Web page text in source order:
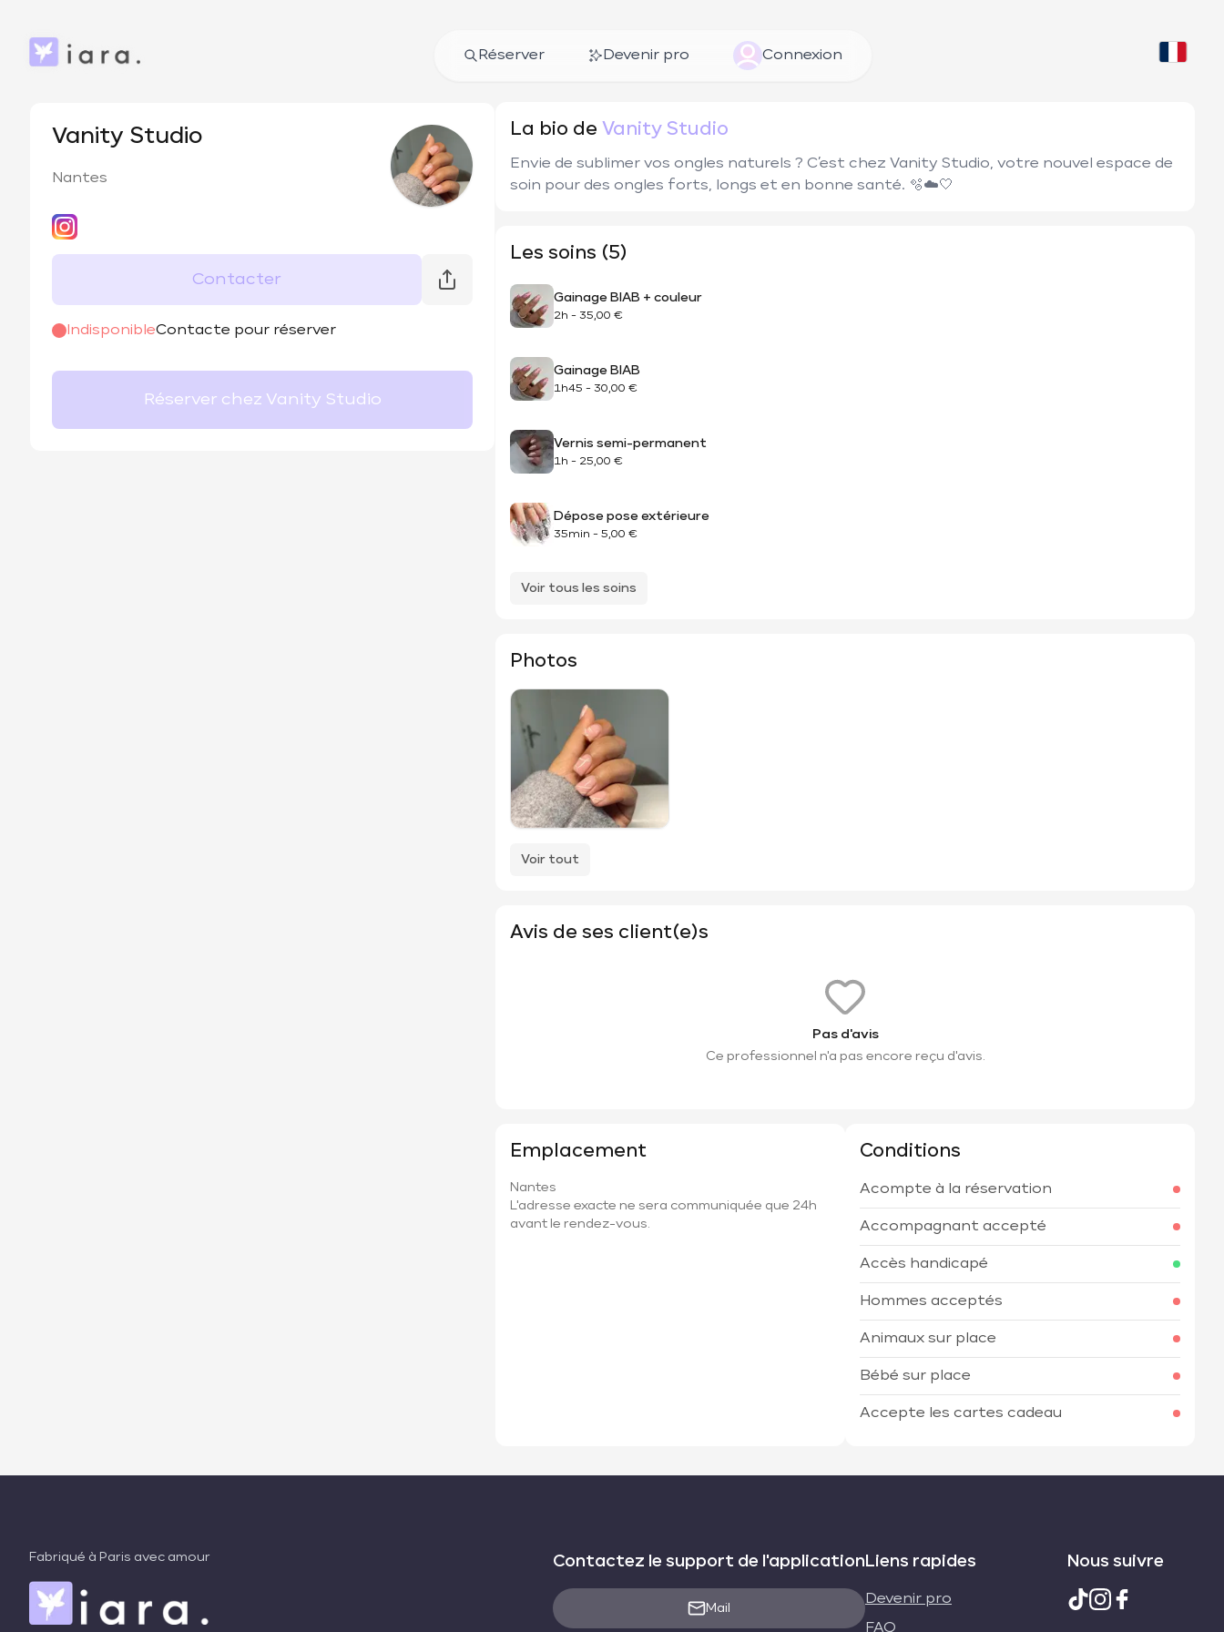
Réserver Devenir pro Connexion
Vanity Studio
Nantes
Contacter
IndisponibleContacte pour réserver
@by.vanitystudio
Réserver chez Vanity Studio
La bio de Vanity Studio
Envie de sublimer vos ongles naturels ? C’est chez Vanity Studio, votre nouvel espace de
soin pour des ongles forts, longs et en bonne santé. 🫧☁️🤍
Les soins (5)
Gainage BIAB + couleur
2h - 35,00 €
Gainage BIAB
1h45 - 30,00 €
Vernis semi-permanent
1h - 25,00 €
Dépose pose extérieure
35min - 5,00 €
Voir tous les soins
Photos
Voir tout
Avis de ses client(e)s
Pas d'avis
Ce professionnel n'a pas encore reçu d'avis.
Emplacement
Nantes
L'adresse exacte ne sera communiquée que 24h
avant le rendez-vous.
Conditions
Acompte à la réservation
Accompagnant accepté
Accès handicapé
Hommes acceptés
Animaux sur place
Bébé sur place
Accepte les cartes cadeau
Fabriqué à Paris avec amour Contactez le support de l'application
Mail
Liens rapides
Devenir pro
FAQ
Nous suivre